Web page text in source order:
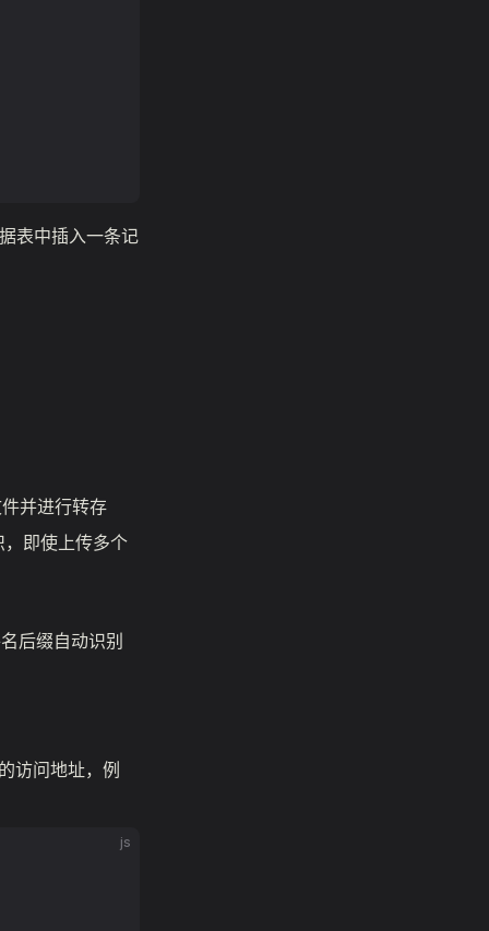
表中插入一条记
并进行转存
即使上传多个
后缀自动识别
访问地址，例
js